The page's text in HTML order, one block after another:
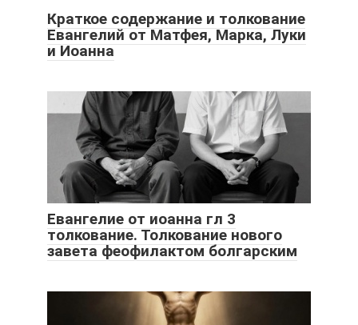
Краткое содержание и толкование
Евангелий от Матфея, Марка, Луки
и Иоанна
Евангелие от иоанна гл 3
толкование. Толкование нового
завета феофилактом болгарским